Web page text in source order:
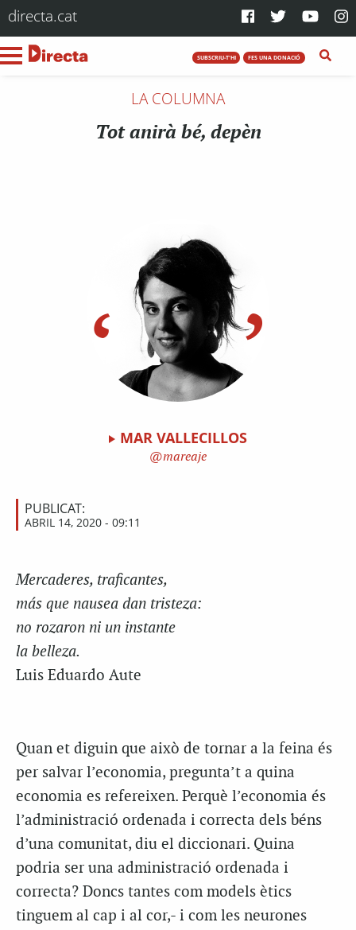
directa.cat
SUBSCRIU-T'HI FES UNA DONACIÓ
LA COLUMNA
Tot anirà bé, depèn
MAR VALLECILLOS
mareaje
PUBLICAT:
ABRIL 14, 2020 - 09:11
Mercaderes, traficantes,
más que nausea dan tristeza:
no rozaron ni un instante
la belleza.
Luis Eduardo Aute
Quan et diguin que això de tornar a la feina és
per salvar l’economia, pregunta’t a quina
economia es refereixen. Perquè l’economia és
l’administració ordenada i correcta dels béns
d’una comunitat, diu el diccionari. Quina
podria ser una administració ordenada i
correcta? Doncs tantes com models ètics
tinguem al cap i al cor,- i com les neurones